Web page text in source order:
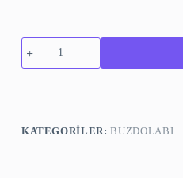
KATEGORILER:BUZDOLABI